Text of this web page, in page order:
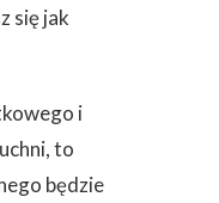
się jak
i
to
będzie